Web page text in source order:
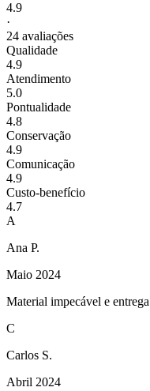
4.9
·
24 avaliações
Qualidade
4.9
Atendimento
5.0
Pontualidade
4.8
Conservação
4.9
Comunicação
4.9
Custo-benefício
4.7
A
Ana P.
Maio 2024
Material impecável e
C
Carlos S.
Abril 2024